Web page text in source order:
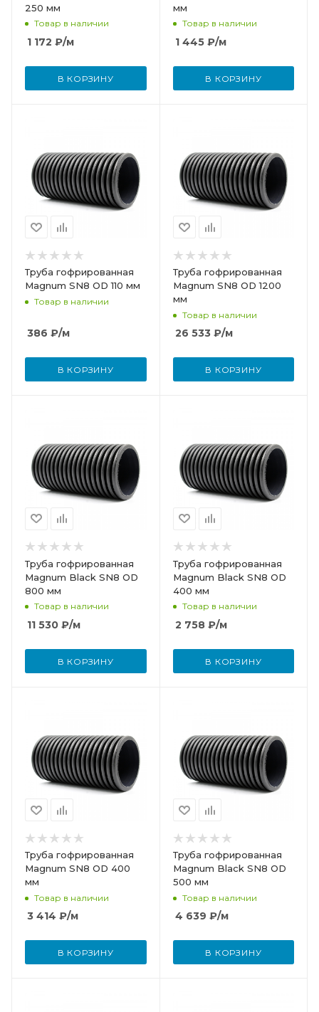
250 мм
Товар в наличии
1 172 ₽/м
В КОРЗИНУ
мм
Товар в наличии
1 445₽/м
В КОРЗИНУ
Труба гофрированная
Magnum SN8 OD 110 мм
Товар в наличии
386 ₽/м
В КОРЗИНУ
Труба гофрированная
Magnum SN8 OD 1200
мм
Товар в наличии
26 533₽/м
В КОРЗИНУ
Труба гофрированная
Magnum Black SN8 OD
800 мм
Товар в наличии
11 530 ₽/м
В КОРЗИНУ
Труба гофрированная
Magnum Black SN8 OD
400 мм
Товар в наличии
2 758₽/м
В КОРЗИНУ
Труба гофрированная
Magnum SN8 OD 400
мм
Товар в наличии
3 414 ₽/м
В КОРЗИНУ
Труба гофрированная
Magnum Black SN8 OD
500 мм
Товар в наличии
4 639 ₽/м
В КОРЗИНУ